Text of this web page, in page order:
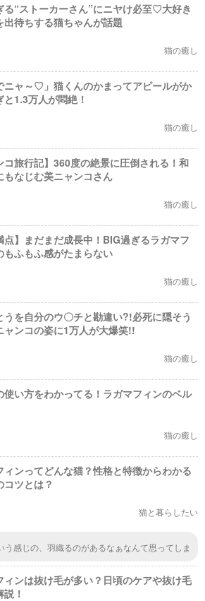
る“ストーカーさん”にニヤけ必至♡大好き
出待ちする猫ちゃんが話題
猫の癒し
ニャ～♡」猫くんのかまってアピールがか
と1.3万人が悶絶！
猫の癒し
コ旅行記】360度の絶景に圧倒される！和
もなじむ美ニャンコさん
猫の癒し
点】まだまだ成長中！BIG過ぎるラガマフ
もふもふ感がたまらない
猫の癒し
うを自分のウ〇チと勘違い?!必死に隠そう
ャンコの姿に1万人が大爆笑!!
猫の癒し
使い方をわかってる！ラガマフィンのベル
猫の癒し
ィンってどんな猫？性格と特徴からわかる
コツとは？
猫と暮らしたい
う感じの、羽織るのがあるなぁなんて思ってしま
ります。両手でナデナデしてみたいけど、ラガマ
いもんなぁ。
ィンは抜け毛が多い？日頃のケアや抜け毛
！